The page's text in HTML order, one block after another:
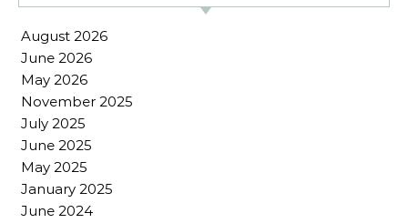
August 2026
June 2026
May 2026
November 2025
July 2025
June 2025
May 2025
January 2025
June 2024